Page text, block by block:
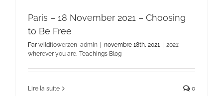
Paris – 18 November 2021 – Choosing
to Be Free
Par wildflowerzen_admin | novembre 18th, 2021 | 2021:
wherever you are Teachings Blog
Lire la suite 0